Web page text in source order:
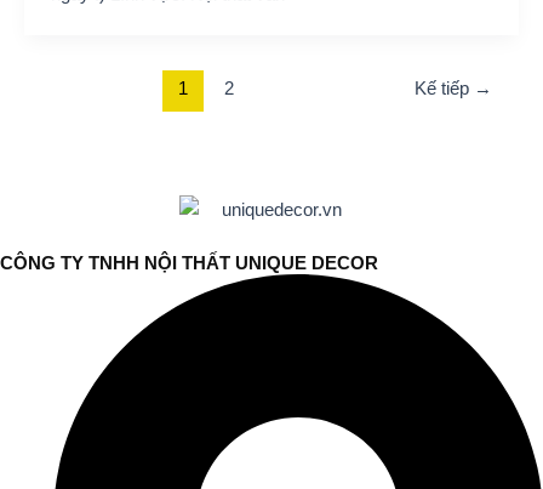
1 2 Kế tiếp →
CÔNG TY TNHH NỘI THẤT UNIQUE DECOR